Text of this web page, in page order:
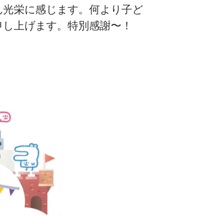
栄に感じます。何より子ど
上げます。特別感謝〜！